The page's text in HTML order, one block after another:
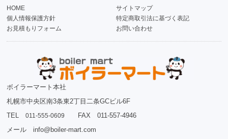
HOME
サイトマップ
個人情報保護方針
特定商取引法に基づく表記
お見積もりフォーム
お問い合わせ
ボイラーマート本社
札幌市中央区南3条東2丁目二条GCビル6F
TEL011-555-0609
FAX 011-557-4946
メール info@boiler-mart.com